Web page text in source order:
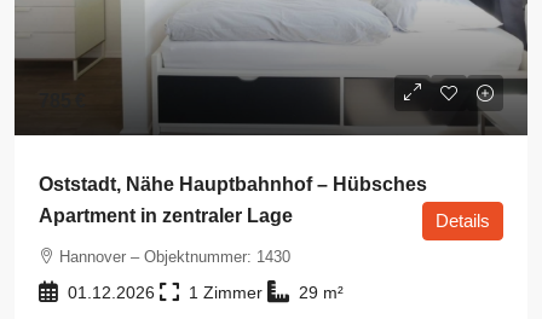
Oststadt, Nähe Hauptbahnhof – Hübsches
Apartment in zentraler Lage
Hannover – Objektnummer: 1430
01.12.2026 1 29 m²
Details